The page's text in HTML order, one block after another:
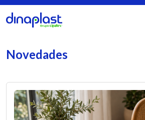
Novedades